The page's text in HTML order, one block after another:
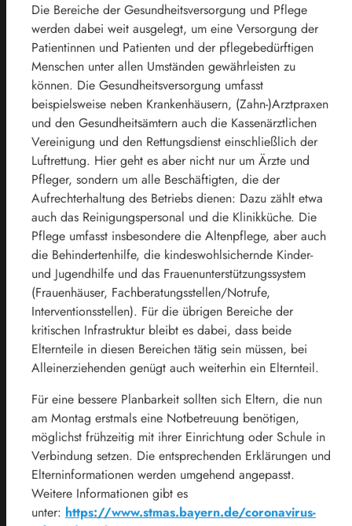
Die Bereiche der Gesundheitsversorgung und Pflege
werden dabei weit ausgelegt, um eine Versorgung der
Patientinnen und Patienten und der pflegebedürftigen
Menschen unter allen Umständen gewährleisten zu
können. Die Gesundheitsversorgung umfasst
beispielsweise neben Krankenhäusern, (Zahn-)Arztpraxen
und den Gesundheitsämtern auch die Kassenärztlichen
Vereinigung und den Rettungsdienst einschließlich der
Luftrettung. Hier geht es aber nicht nur um Ärzte und
Pfleger, sondern um alle Beschäftigten, die der
Aufrechterhaltung des Betriebs dienen: Dazu zählt etwa
auch das Reinigungspersonal und die Klinikküche. Die
Pflege umfasst insbesondere die Altenpflege, aber auch
die Behindertenhilfe, die kindeswohlsichernde Kinder-
und Jugendhilfe und das Frauenunterstützungssystem
(Frauenhäuser, Fachberatungsstellen/Notrufe,
Interventionsstellen). Für die übrigen Bereiche der
kritischen Infrastruktur bleibt es dabei, dass beide
Elternteile in diesen Bereichen tätig sein müssen, bei
Alleinerziehenden genügt auch weiterhin ein Elternteil.
Für eine bessere Planbarkeit sollten sich Eltern, die nun
am Montag erstmals eine Notbetreuung benötigen,
möglichst frühzeitig mit ihrer Einrichtung oder Schule in
Verbindung setzen. Die entsprechenden Erklärungen und
Elterninformationen werden umgehend angepasst.
Weitere Informationen gibt es
unter: https://www.stmas.bayern.de/coronavirus-